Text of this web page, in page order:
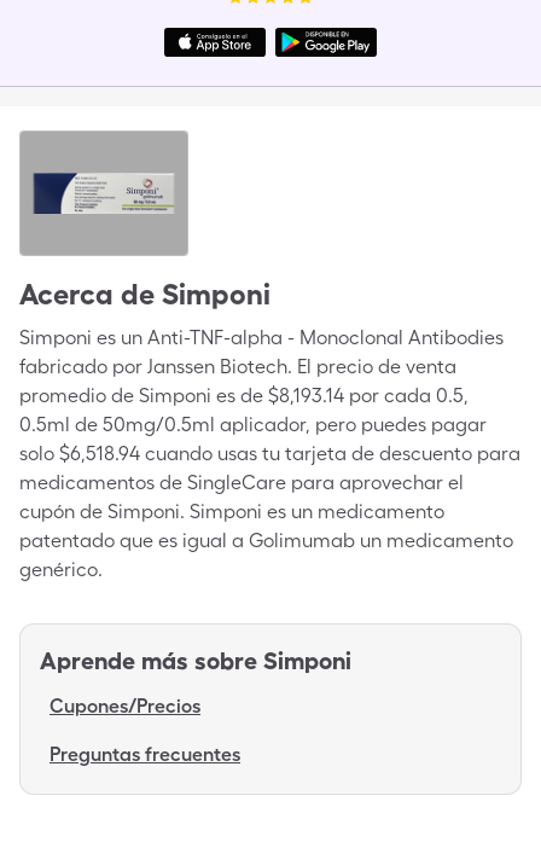
Acerca de Simponi
Simponi es un Anti-TNF-alpha - Monoclonal Antibodies
fabricado por Janssen Biotech. El precio de venta
promedio de Simponi es de $8,193.14 por cada 0.5,
0.5ml de 50mg/0.5ml aplicador, pero puedes pagar
solo $6,518.94 cuando usas tu tarjeta de descuento para
medicamentos de SingleCare para aprovechar el
cupón de Simponi. Simponi es un medicamento
patentado que es igual a Golimumab un medicamento
genérico.
Aprende más sobre Simponi
Cupones/Precios
Preguntas frecuentes